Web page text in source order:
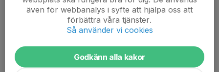
Kontaktperson saknas
Herrar
även för webbanalys i syfte att hjälpa oss att
förbättra våra tjänster.
Så använder vi cookies
Godkänn alla kakor